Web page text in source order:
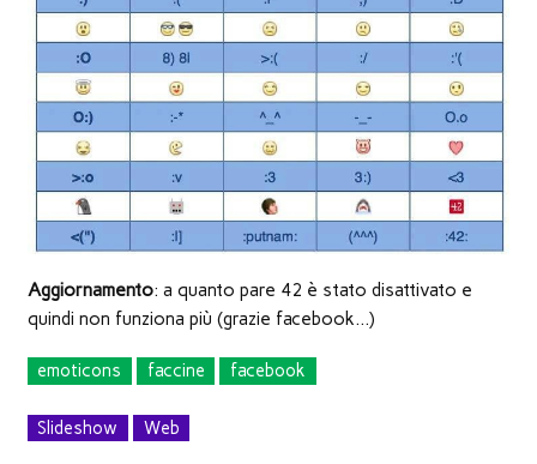
Aggiornamento: a quanto pare 42 è stato disattivato e
quindi non funziona più (grazie facebook…)
emoticons faccine facebook
Slideshow Web